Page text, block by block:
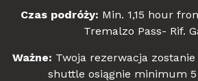
Czas podróży: Min. 1,15 hour
Tremalzo Pass- Rif.
Ważne: Twoja rezerwacja
shuttle osiągnie minimum 5